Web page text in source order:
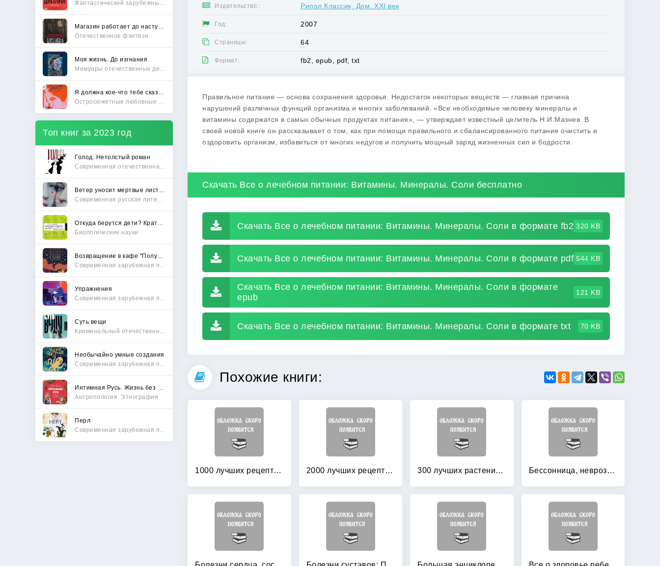
Отечественное фэнтези
Моя жизнь. До изгнания
Топ книг за 2023 год
Голод. Нетолстый роман
Биологические науки
Упражнения
Суть вещи
Необычайно умные создания
Антропология. Этнография
Перл
Издательство:: Рипол Классик, Дом. XXI век
Год: 2007
Страницы: 64
Формат: fb2, epub, pdf, txt
Правильное питание — основа сохранения здоровья. Недостаток некоторых веществ — главная причина
нарушений различных функций организма и многих заболеваний. «Все необходимые человеку минералы и
витамины содержатся в самых обычных продуктах питания», — утверждает известный целитель Н.И.Мазнев. В
своей новой книге он рассказывает о том, как при помощи правильного и сбалансированного питания очистить и
оздоровить организм, избавиться от многих недугов и получить мощный заряд жизненных сил и бодрости.
Скачать Все о лечебном питании: Витамины. Минералы. Соли бесплатно
Скачать Все о лечебном питании: Витамины. Минералы. Соли в формате fb2 320 KB
Скачать Все о лечебном питании: Витамины. Минералы. Соли в формате pdf 544 KB
Скачать Все о лечебном питании: Витамины. Минералы. Соли в формате
epub
121 KB
Скачать Все о лечебном питании: Витамины. Минералы. Соли в формате txt 70 KB
Похожие книги:
1000 лучших рецептов народной медицины: новейшая энциклопедия народного целительства 2000 лучших рецептов народной медицины 300 лучших растений-целителей Бессонница, неврозы и другие заболевания нервной системы